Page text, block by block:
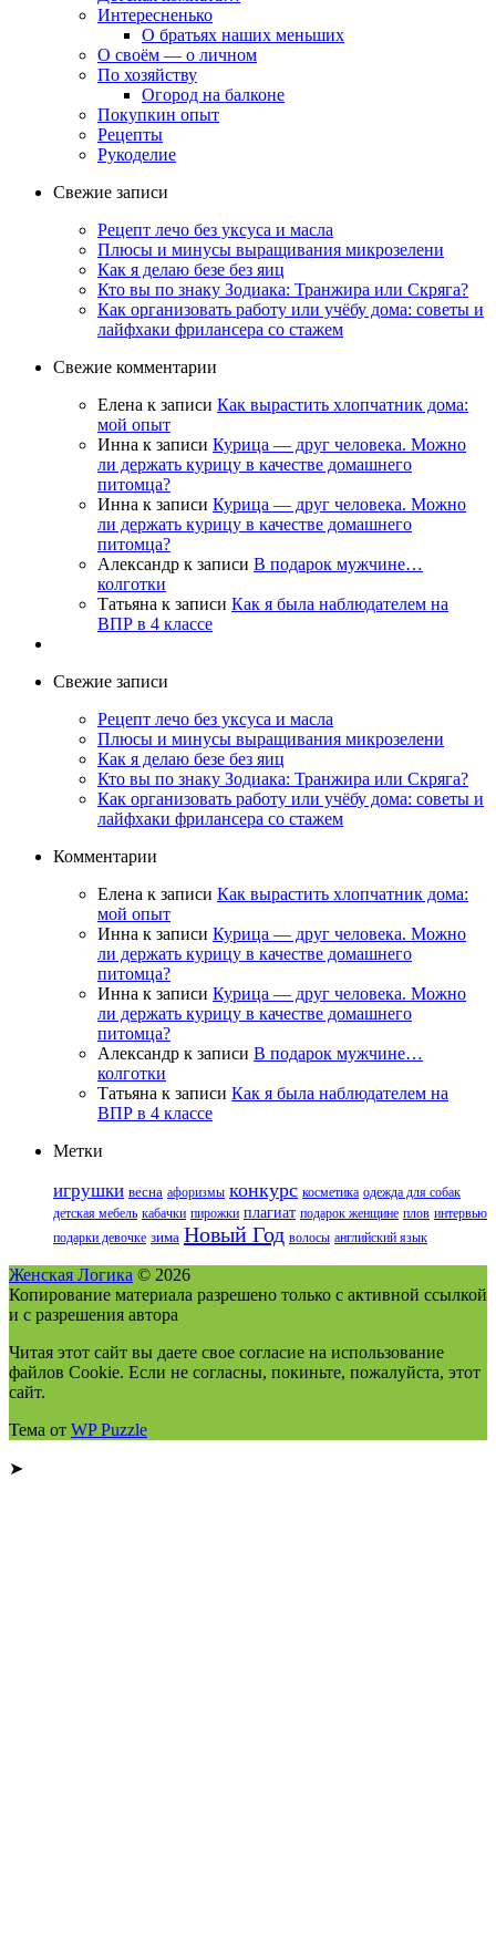
Интересненько
О братьях наших меньших
О своём — о личном
По хозяйству
Огород на балконе
Покупкин опыт
Рецепты
Рукоделие
Свежие записи
Рецепт лечо без уксуса и масла
Плюсы и минусы выращивания микрозелени
Как я делаю безе без яиц
Кто вы по знаку Зодиака: Транжира или Скряга?
Как организовать работу или учёбу дома: советы и
лайфхаки фрилансера со стажем
Свежие комментарии
Елена к записи Как вырастить хлопчатник дома:
мой опыт
Инна к записи Курица — друг человека. Можно
ли держать курицу в качестве домашнего
питомца?
Инна к записи Курица — друг человека. Можно
ли держать курицу в качестве домашнего
питомца?
Александр к записи В подарок мужчине…
колготки
Татьяна к записи Как я была наблюдателем на
ВПР в 4 классе
Свежие записи
Рецепт лечо без уксуса и масла
Плюсы и минусы выращивания микрозелени
Как я делаю безе без яиц
Кто вы по знаку Зодиака: Транжира или Скряга?
Как организовать работу или учёбу дома: советы и
лайфхаки фрилансера со стажем
Комментарии
Елена к записи Как вырастить хлопчатник дома:
мой опыт
Инна к записи Курица — друг человека. Можно
ли держать курицу в качестве домашнего
питомца?
Инна к записи Курица — друг человека. Можно
ли держать курицу в качестве домашнего
питомца?
Александр к записи В подарок мужчине…
колготки
Татьяна к записи Как я была наблюдателем на
ВПР в 4 классе
Метки
игрушки весна афоризмы конкурс косметика одежда для собак
детская мебель кабачки пирожки плагиат подарок женщине плов интервью
подарки девочке зима Новый Год волосы английский язык
Женская Логика © 2026
Копирование материала разрешено только с активной ссылкой
и с разрешения автора
Читая этот сайт вы даете свое согласие на использование
файлов Cookie. Если не согласны, покиньте, пожалуйста, этот
сайт.
Тема от WP Puzzle
➤